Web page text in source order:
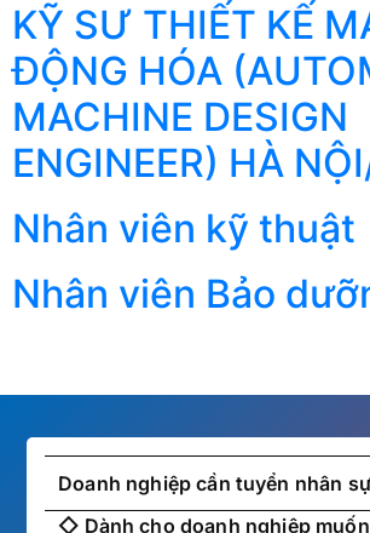
KỸ SƯ THIẾT KẾ
ĐỘNG HÓA
MACHINE DESIGN
ENGINEER) HÀ
Nhân viên kỹ thuật
Nhân viên Bảo
Doanh nghiệp cần tuyển nhân
◇ Dành cho doanh nghiệp